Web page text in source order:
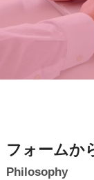
フォームか
Philosophy